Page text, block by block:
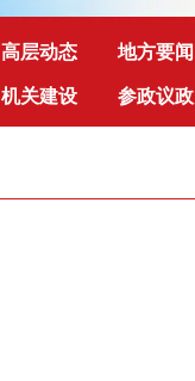
高层动态 地方要闻
机关建设 参政议政